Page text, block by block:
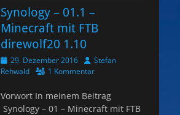
Synology – 01.1 –
Minecraft mit FTB
direwolf20 1.10
Veröffentlicht
am
29. Dezember 2016 AutorStefan
Rehwald
1 Kommentar
Vorwort In meinem Beitrag
Synology – 01 – Minecraft mit FTB